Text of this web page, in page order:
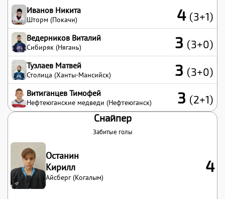
Иванов Никита
Шторм (Покачи) 4 (3+1)
Ведерников Виталий
Сибиряк (Нягань) 3 (3+0)
Тузлаев Матвей
Столица (Ханты-Мансийск) 3 (3+0)
Витиганцев Тимофей
Нефтеюганские медведи (Нефтеюганск) 3 (2+1)
Снайпер
Забитые голы
Останин
Кирилл
Айсберг (Когалым)
4